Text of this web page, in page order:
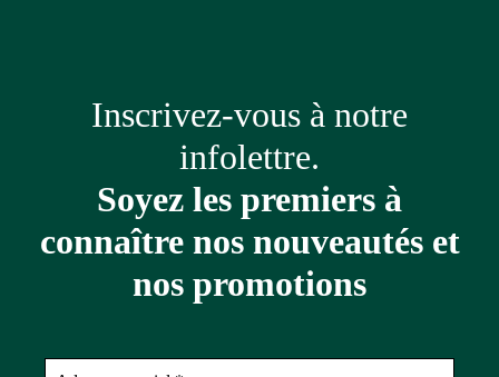
Inscrivez-vous à notre
infolettre.
Soyez les premiers à
connaître nos nouveautés et
nos promotions